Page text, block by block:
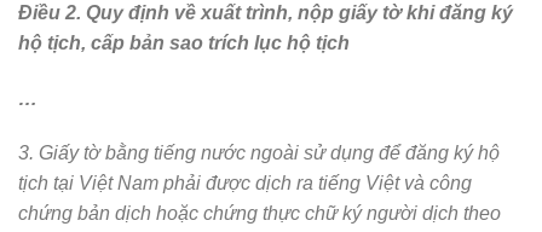
Điều 2. Quy định về xuất trình, nộp giấy tờ khi đăng ký
hộ tịch, cấp bản sao trích lục hộ tịch
…
3. Giấy tờ bằng tiếng nước ngoài sử dụng để đăng ký hộ
tịch tại Việt Nam phải được dịch ra tiếng Việt và công
chứng bản dịch hoặc chứng thực chữ ký người dịch theo